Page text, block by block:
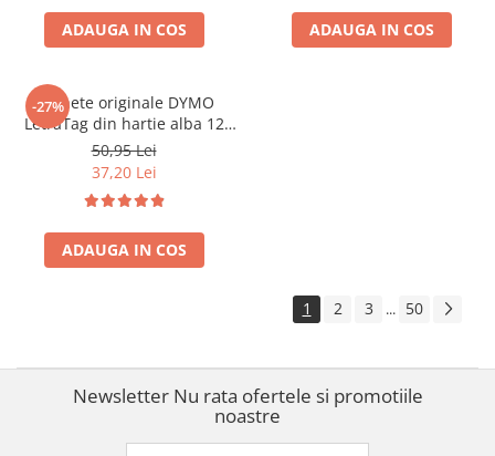
ADAUGA IN COS ADAUGA IN COS
-27%
Etichete originale DYMO
LetraTag din hartie alba 12
mm pentru borcane,
recipiente si organizare acasa
S0721510
50,95 Lei
37,20 Lei
ADAUGA IN COS
1 2 3 ... 50
Newsletter Nu rata ofertele si promotiile
noastre